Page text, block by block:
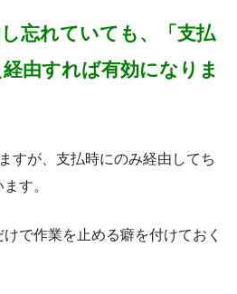
忘れていても、「支払
由すれば有効になりま
すが、支払時にのみ経由してち
す。
で作業を止める癖を付けておく